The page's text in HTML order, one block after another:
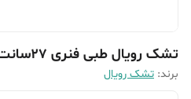
تشک رویال طبی فنری 27سانت 200*140
برند: تشک رویال